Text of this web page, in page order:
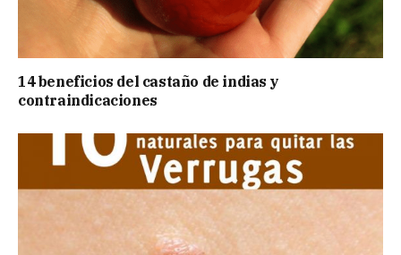
14 beneficios del castaño de indias y
contraindicaciones